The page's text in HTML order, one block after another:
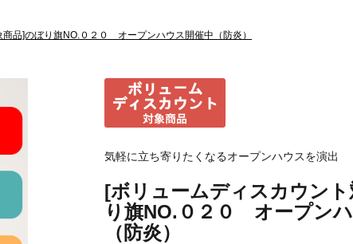
品]のぼり旗NO.０２０ オープンハウス開催中（防炎）
気軽に立ち寄りたくなるオープンハウスを演出
[ボリュームディスカウン
り旗NO.０２０ オープン
（防炎）